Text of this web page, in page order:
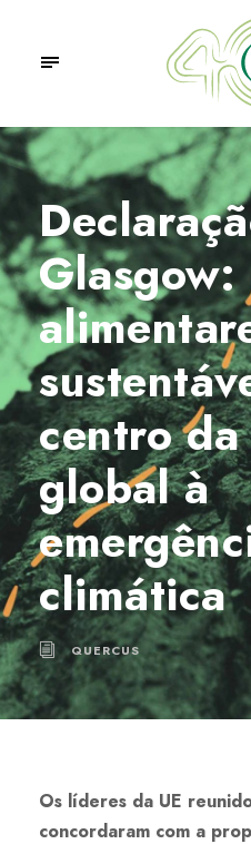
centro
global à
climática
QUERCUS
Os líderes da UE
concordaram com a